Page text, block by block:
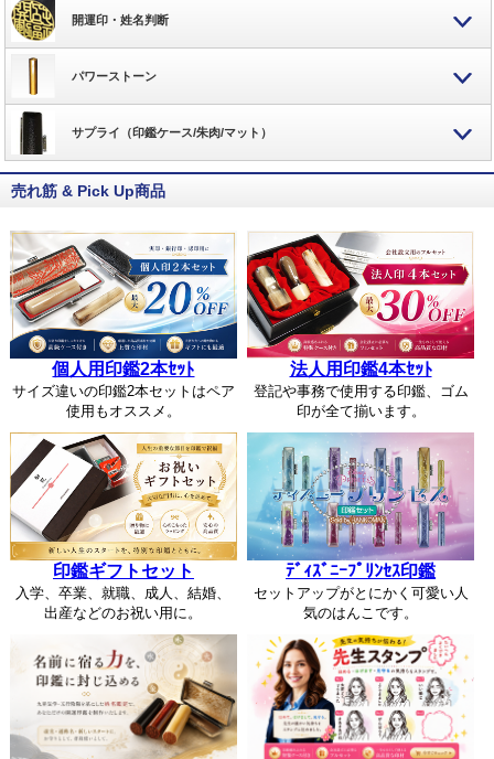
開運印・姓名判断
パワーストーン
サプライ（印鑑ケース/朱肉/マット）
売れ筋 & Pick Up商品
個人用印鑑2本ｾｯﾄ
サイズ違いの印鑑2本セットはペア
使用もオススメ。
法人用印鑑4本ｾｯﾄ
登記や事務で使用する印鑑、ゴム
印が全て揃います。
印鑑ギフトセット
入学、卒業、就職、成人、結婚、
出産などのお祝い用に。
ﾃﾞｨｽﾞﾆｰﾌﾟﾘﾝｾｽ印鑑
セットアップがとにかく可愛い人
気のはんこです。